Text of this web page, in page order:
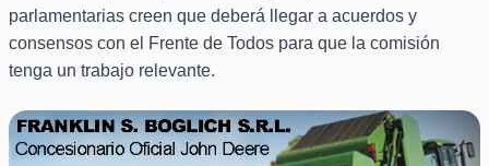
parlamentarias creen que deberá llegar a acuerdos y
consensos con el Frente de Todos para que la comisión
tenga un trabajo relevante.